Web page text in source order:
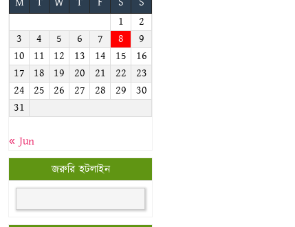
1
2
3
4 5 6 7 8
9
10
11 12 13 14 15
16
17
18 19 20 21 22
23
24
25 26 27 28 29
30
31
« Jun
জরুরি হটলাইন